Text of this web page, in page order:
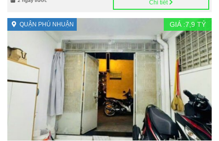
Chi tiết
QUẬN PHÚ NHUẬN GIÁ :7,9 TỶ